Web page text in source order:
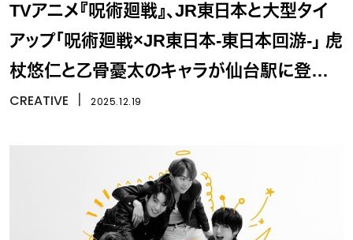
TVアニメ『呪術廻戦』、JR東日本と大型タイ
アップ「呪術廻戦×JR東日本-東日本回游-」 虎
杖悠仁と乙骨憂太のキャラが仙台駅に登場、
ラッピング新幹線と「特級フォトセッション」
CREATIVE 2025.12.19